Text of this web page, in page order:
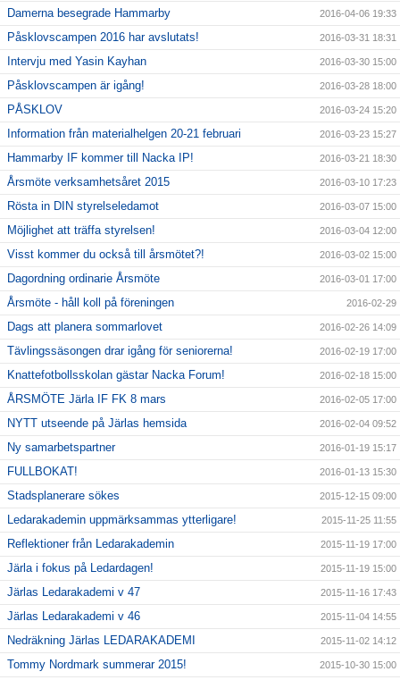
Damerna besegrade Hammarby 2016-04-06 19:33
Påsklovscampen 2016 har avslutats! 2016-03-31 18:31
Intervju med Yasin Kayhan 2016-03-30 15:00
Påsklovscampen är igång! 2016-03-28 18:00
PÅSKLOV 2016-03-24 15:20
Information från materialhelgen 20-21 februari 2016-03-23 15:27
Hammarby IF kommer till Nacka IP! 2016-03-21 18:30
Årsmöte verksamhetsåret 2015 2016-03-10 17:23
Rösta in DIN styrelseledamot 2016-03-07 15:00
Möjlighet att träffa styrelsen! 2016-03-04 12:00
Visst kommer du också till årsmötet?! 2016-03-02 15:00
Dagordning ordinarie Årsmöte 2016-03-01 17:00
Årsmöte - håll koll på föreningen 2016-02-29
Dags att planera sommarlovet 2016-02-26 14:09
Tävlingssäsongen drar igång för seniorerna! 2016-02-19 17:00
Knattefotbollsskolan gästar Nacka Forum! 2016-02-18 15:00
ÅRSMÖTE Järla IF FK 8 mars 2016-02-05 17:00
NYTT utseende på Järlas hemsida 2016-02-04 09:52
Ny samarbetspartner 2016-01-19 15:17
FULLBOKAT! 2016-01-13 15:30
Stadsplanerare sökes 2015-12-15 09:00
Ledarakademin uppmärksammas ytterligare! 2015-11-25 11:55
Reflektioner från Ledarakademin 2015-11-19 17:00
Järla i fokus på Ledardagen! 2015-11-19 15:00
Järlas Ledarakademi v 47 2015-11-16 17:43
Järlas Ledarakademi v 46 2015-11-04 14:55
Nedräkning Järlas LEDARAKADEMI 2015-11-02 14:12
Tommy Nordmark summerar 2015! 2015-10-30 15:00